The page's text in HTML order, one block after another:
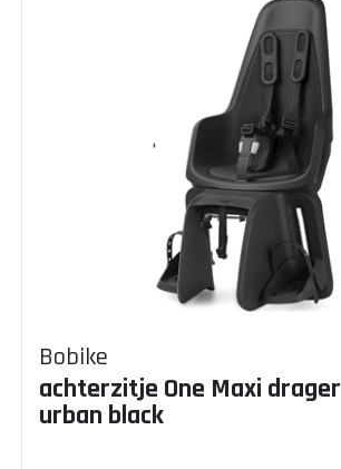
Bobike
achterzitje One Maxi drager
urban black